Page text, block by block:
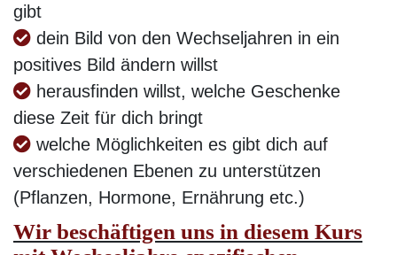
gibt
dein Bild von den Wechseljahren in ein
positives Bild ändern willst
herausfinden willst, welche Geschenke
diese Zeit für dich bringt
welche Möglichkeiten es gibt dich auf
verschiedenen Ebenen zu unterstützen
(Pflanzen, Hormone, Ernährung etc.)
Wir beschäftigen uns in diesem Kurs